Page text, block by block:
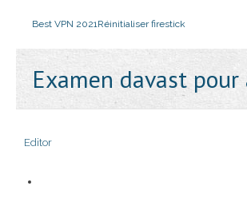
Best VPN 2021Réinitialiser firestick
Examen davast pour
Editor